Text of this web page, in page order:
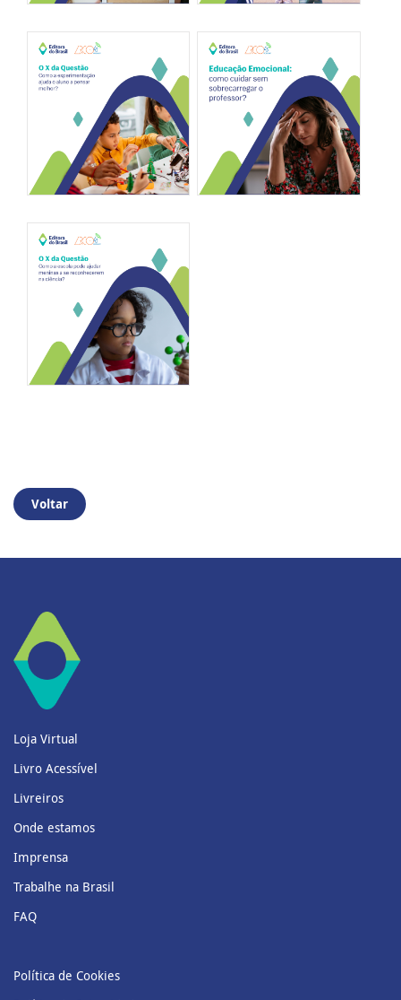
Voltar
Loja Virtual
Livro Acessível
Livreiros
Onde estamos
Imprensa
Trabalhe na Brasil
FAQ
Política de Cookies